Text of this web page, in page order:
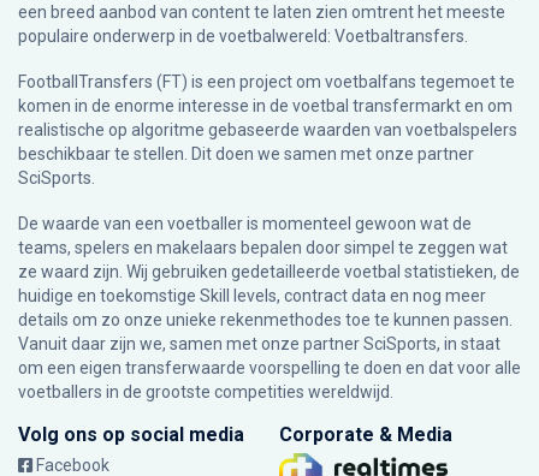
een breed aanbod van content te laten zien omtrent het meeste
populaire onderwerp in de voetbalwereld: Voetbaltransfers.
FootballTransfers (FT) is een project om voetbalfans tegemoet te
komen in de enorme interesse in de voetbal transfermarkt en om
realistische op algoritme gebaseerde waarden van voetbalspelers
beschikbaar te stellen. Dit doen we samen met onze partner
SciSports
De waarde van een voetballer is momenteel gewoon wat de
teams, spelers en makelaars bepalen door simpel te zeggen wat
ze waard zijn. Wij gebruiken gedetailleerde voetbal statistieken, de
huidige en toekomstige Skill levels, contract data en nog meer
details om zo onze unieke rekenmethodes toe te kunnen passen.
Vanuit daar zijn we, samen met onze partner SciSports, in staat
om een eigen transferwaarde voorspelling te doen en dat voor alle
voetballers in de grootste competities wereldwijd.
Volg ons op social media
Facebook
Corporate & Media